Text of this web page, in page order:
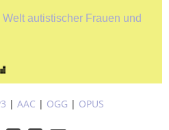
Welt autistischer Frauen und
| AAC | OGG | OPUS